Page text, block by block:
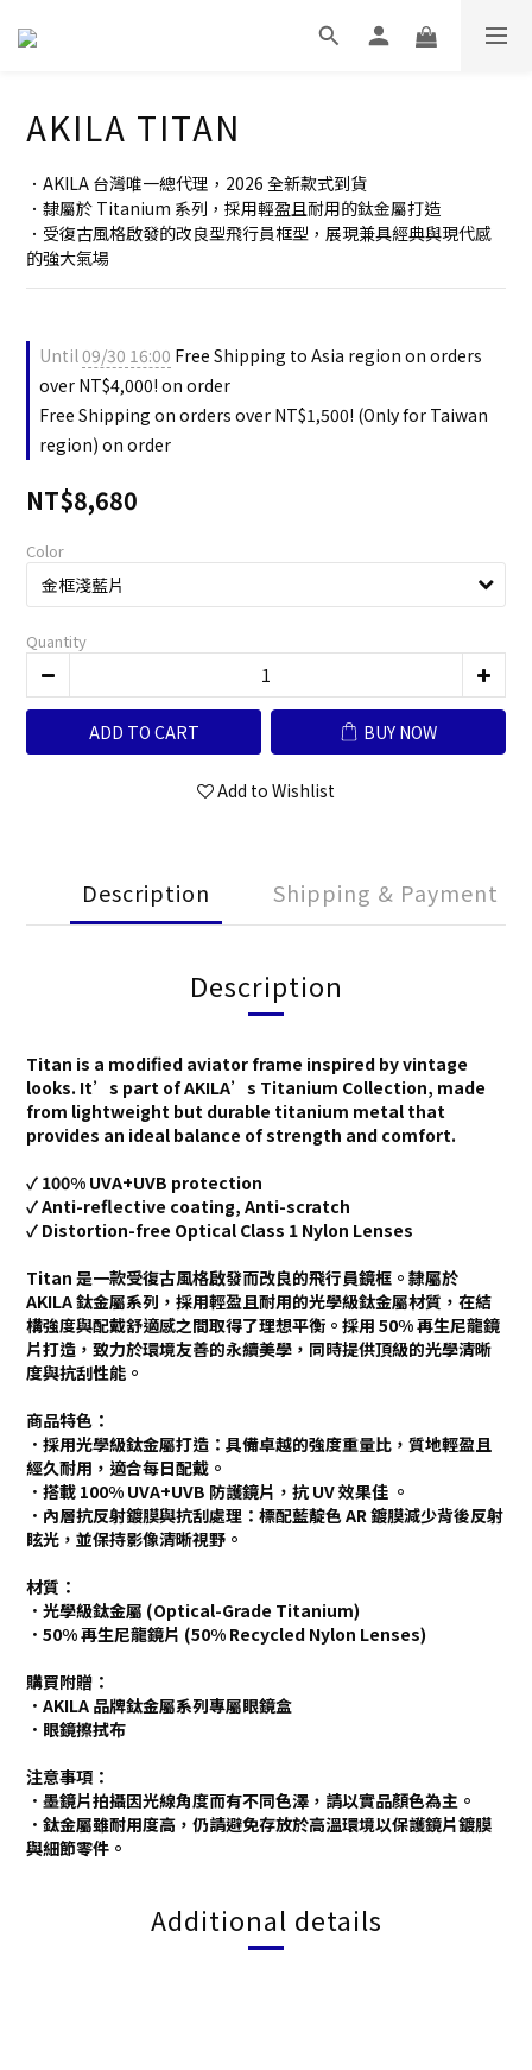
AKILA TITAN
．AKILA 台灣唯一總代理，2026 全新款式到貨
．隸屬於 Titanium 系列，採用輕盈且耐用的鈦金屬打造
．受復古風格啟發的改良型飛行員框型，展現兼具經典與現代感
的強大氣場
Until09/30 16:00 Free Shipping to Asia region on orders
over NT$4,000! on order
Free Shipping on orders over NT$1,500! (Only for Taiwan
region) on order
NT$8,680
Color
Quantity
ADD TO CART BUY NOW
Add to Wishlist
Description Shipping & Payment
Description
Titan is a modified aviator frame inspired by vintage
looks. It’s part of AKILA’s Titanium Collection, made
from lightweight but durable titanium metal that
provides an ideal balance of strength and comfort.
✓ 100% UVA+UVB protection
✓ Anti-reflective coating, Anti-scratch
✓ Distortion-free Optical Class 1 Nylon Lenses
Titan 是一款受復古風格啟發而改良的飛行員鏡框。隸屬於
AKILA 鈦金屬系列，採用輕盈且耐用的光學級鈦金屬材質，在結
構強度與配戴舒適感之間取得了理想平衡。採用 50% 再生尼龍鏡
片打造，致力於環境友善的永續美學，同時提供頂級的光學清晰
度與抗刮性能。
商品特色：
．採用光學級鈦金屬打造：具備卓越的強度重量比，質地輕盈且
經久耐用，適合每日配戴。
．搭載 100% UVA+UVB 防護鏡片，抗 UV 效果佳 。
．內層抗反射鍍膜與抗刮處理：標配藍靛色 AR 鍍膜減少背後反射
眩光，並保持影像清晰視野。
材質：
．光學級鈦金屬 (Optical-Grade Titanium)
．50% 再生尼龍鏡片 (50% Recycled Nylon Lenses)
購買附贈：
．AKILA 品牌鈦金屬系列專屬眼鏡盒
．眼鏡擦拭布
注意事項：
．墨鏡片拍攝因光線角度而有不同色澤，請以實品顏色為主。
．鈦金屬雖耐用度高，仍請避免存放於高溫環境以保護鏡片鍍膜
與細節零件。
Additional details